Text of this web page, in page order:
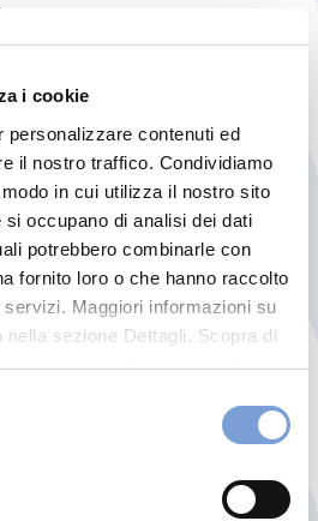
i cookie
personalizzare contenuti ed
il nostro traffico. Condividiamo
in cui utilizza il nostro sito
occupano di analisi dei dati
potrebbero combinarle con
fornito loro o che hanno raccolto
Maggiori informazioni su
sezione Dettagli. Scopra di
contattarci e come trattiamo i
sito nella sezione "Informativa
Dental Clinic
Pharmacy